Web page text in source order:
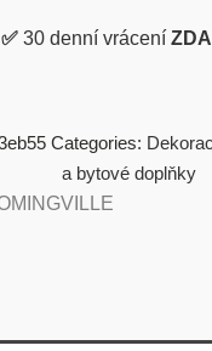
✅ 30 denní vrácení
Categories:
a bytové doplňky